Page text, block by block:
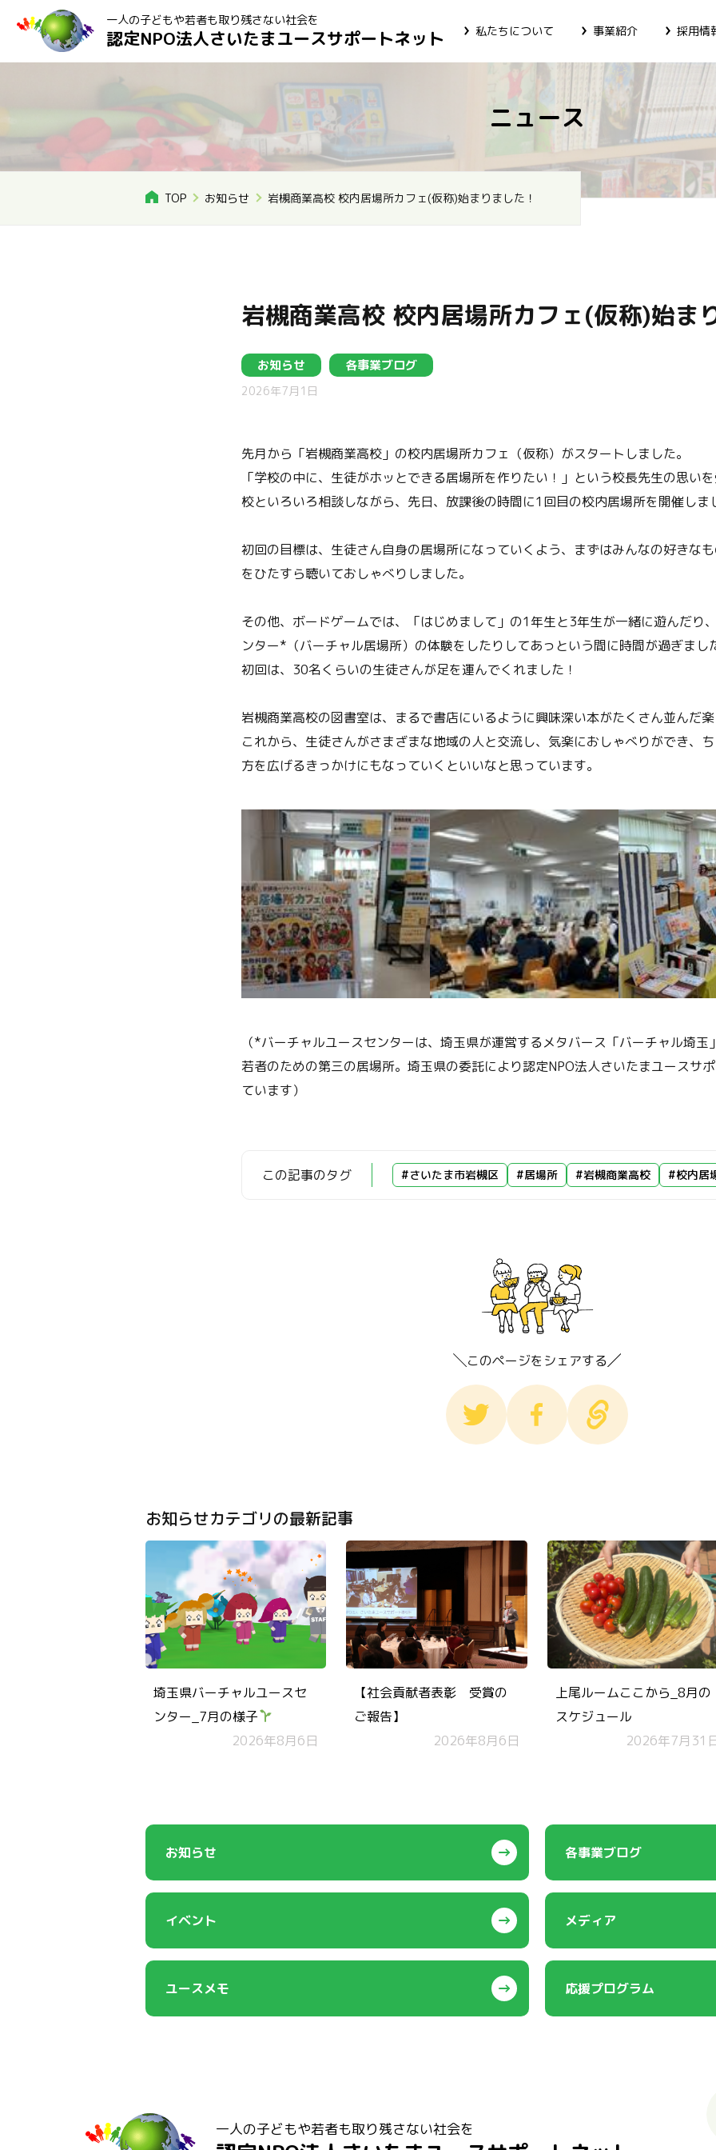
一人の子どもや若者も取り残さない社会を
認定NPO法人さいたまユースサポートネット 私たちについて 事業紹介 採用情
ニュース
TOP お知らせ 岩槻商業高校 校内居場所カフェ(仮称)始まりました！
岩槻商業高校 校内居場所カフェ(仮称)始ま
お知らせ 各事業ブログ
2026年7月1日
先月から「岩槻商業高校」の校内居場所カフェ（仮称）がスタートしました。
「学校の中に、生徒がホッとできる居場所を作りたい！」という校長先生の思い
校といろいろ相談しながら、先日、放課後の時間に1回目の校内居場所を開催しま
初回の目標は、生徒さん自身の居場所になっていくよう、まずはみんなの好きな
をひたすら聴いておしゃべりしました。
その他、ボードゲームでは、「はじめまして」の1年生と3年生が一緒に遊んだり
ンター*（バーチャル居場所）の体験をしたりしてあっという間に時間が過ぎまし
初回は、30名くらいの生徒さんが足を運んでくれました！
岩槻商業高校の図書室は、まるで書店にいるように興味深い本がたくさん並んだ
これから、生徒さんがさまざまな地域の人と交流し、気楽におしゃべりができ、
方を広げるきっかけにもなっていくといいなと思っています。
（*バーチャルユースセンターは、埼玉県が運営するメタバース「バーチャル埼玉
若者のための第三の居場所。埼玉県の委託により認定NPO法人さいたまユースサ
ています）
この記事のタグ #さいたま市岩槻区 #居場所 #岩槻商業高校 #校内居
このページをシェアする
お知らせカテゴリの最新記事
埼玉県バーチャルユースセ
ンター_7月の様子
2026年8月6日
【社会貢献者表彰 受賞の
ご報告】
2026年8月6日
上尾ルームここから_8月の
スケジュール
2026年7月31
お知らせ 各事業ブログ
イベント メディア
ユースメモ 応援プログラム
一人の子どもや若者も取り残さない社会を